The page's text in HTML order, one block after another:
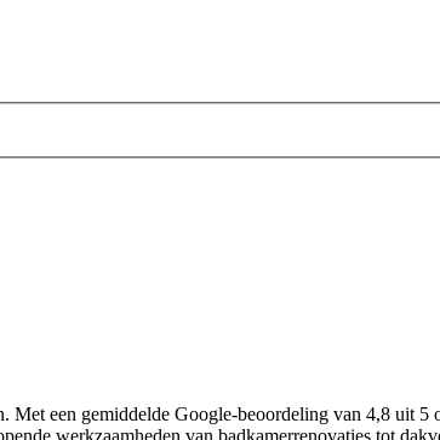
een gemiddelde Google-beoordeling van 4,8 uit 5
werkzaamheden van badkamerrenovaties tot